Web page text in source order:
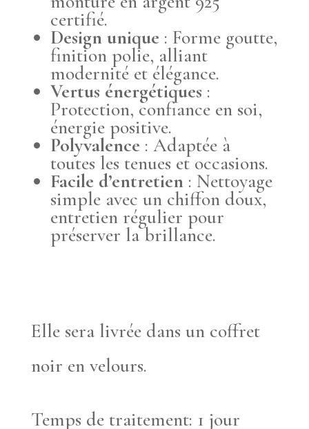
certifié.
Design unique : Forme goutte,
finition polie, alliant
modernité et élégance.
Vertus énergétiques :
Protection, confiance en soi,
énergie positive.
Polyvalence : Adaptée à
toutes les tenues et occasions.
Facile d’entretien: Nettoyage
simple avec un chiffon doux,
entretien régulier pour
préserver la brillance.
Elle sera livrée dans un coffret
noir en velours.
Temps de traitement: 1 jour